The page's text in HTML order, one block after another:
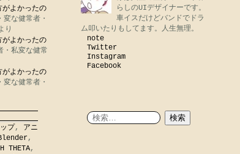
がよかったの
な健常者・
り
がよかったの
・私変な健常
がよかったの
な健常者・
らしのUIデザイナーです。
車イスだけどバンドでドラ
ム叩いたりもしてます。人生無理。
note
Twitter
Instagram
Facebook
プ, アニ
,
THETA,